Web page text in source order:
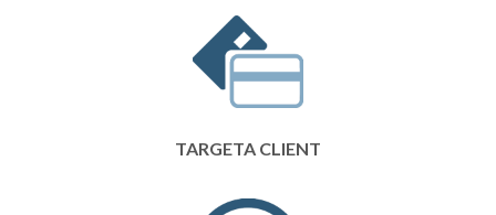
TARGETA CLIENT